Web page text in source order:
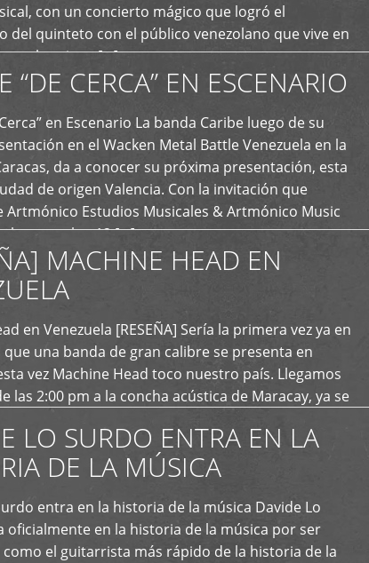
con un concierto mágico que logró el
del quinteto con el público venezolano que vive en
que los sigue […]
“DE CERCA” EN ESCENARIO
en Escenario La banda Caribe luego de su
en el Wacken Metal Battle Venezuela en la
da a conocer su próxima presentación, esta
de origen Valencia. Con la invitación que
Artmónico Estudios Musicales & Artmónico Music
cumplen 12 […]
MACHINE HEAD EN
en Venezuela [RESEÑA] Sería la primera vez ya en
una banda de gran calibre se presenta en
vez Machine Head toco nuestro país. Llegamos
las 2:00 pm a la concha acústica de Maracay, ya se
LO SURDO ENTRA EN LA
DE LA MÚSICA
entra en la historia de la música Davide Lo
oficialmente en la historia de la música por ser
el guitarrista más rápido de la historia de la